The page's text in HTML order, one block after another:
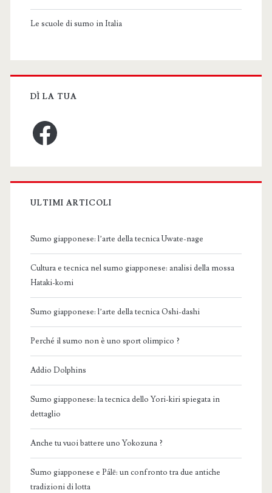
Le scuole di sumo in Italia
DÌ LA TUA
Facebook
ULTIMI ARTICOLI
Sumo giapponese: l’arte della tecnica Uwate-nage
Cultura e tecnica nel sumo giapponese: analisi della mossa
Hataki-komi
Sumo giapponese: l’arte della tecnica Oshi-dashi
Perché il sumo non è uno sport olimpico ?
Addio Dolphins
Sumo giapponese: la tecnica dello Yori-kiri spiegata in
dettaglio
Anche tu vuoi battere uno Yokozuna ?
Sumo giapponese e Pálē: un confronto tra due antiche
tradizioni di lotta